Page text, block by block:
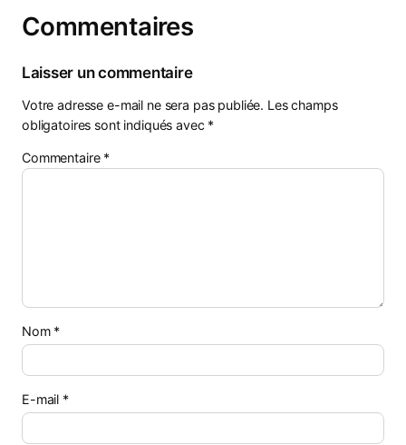
Commentaires
Laisser un commentaire
Votre adresse e-mail ne sera pas publiée. Les champs
obligatoires sont indiqués avec *
Commentaire *
Nom *
E-mail *